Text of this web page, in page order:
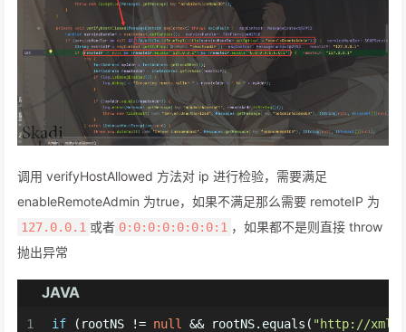
调用 verifyHostAllowed 方法对 ip 进行检验，需要满足
enableRemoteAdmin 为true，如果不满足那么需要 remoteIP 为
127.0.0.1 或者 0:0:0:0:0:0:0:1 ，如果都不是则直接 throw
抛出异常
JAVA
1
if (rootNS != null && rootNS.equals( "http://